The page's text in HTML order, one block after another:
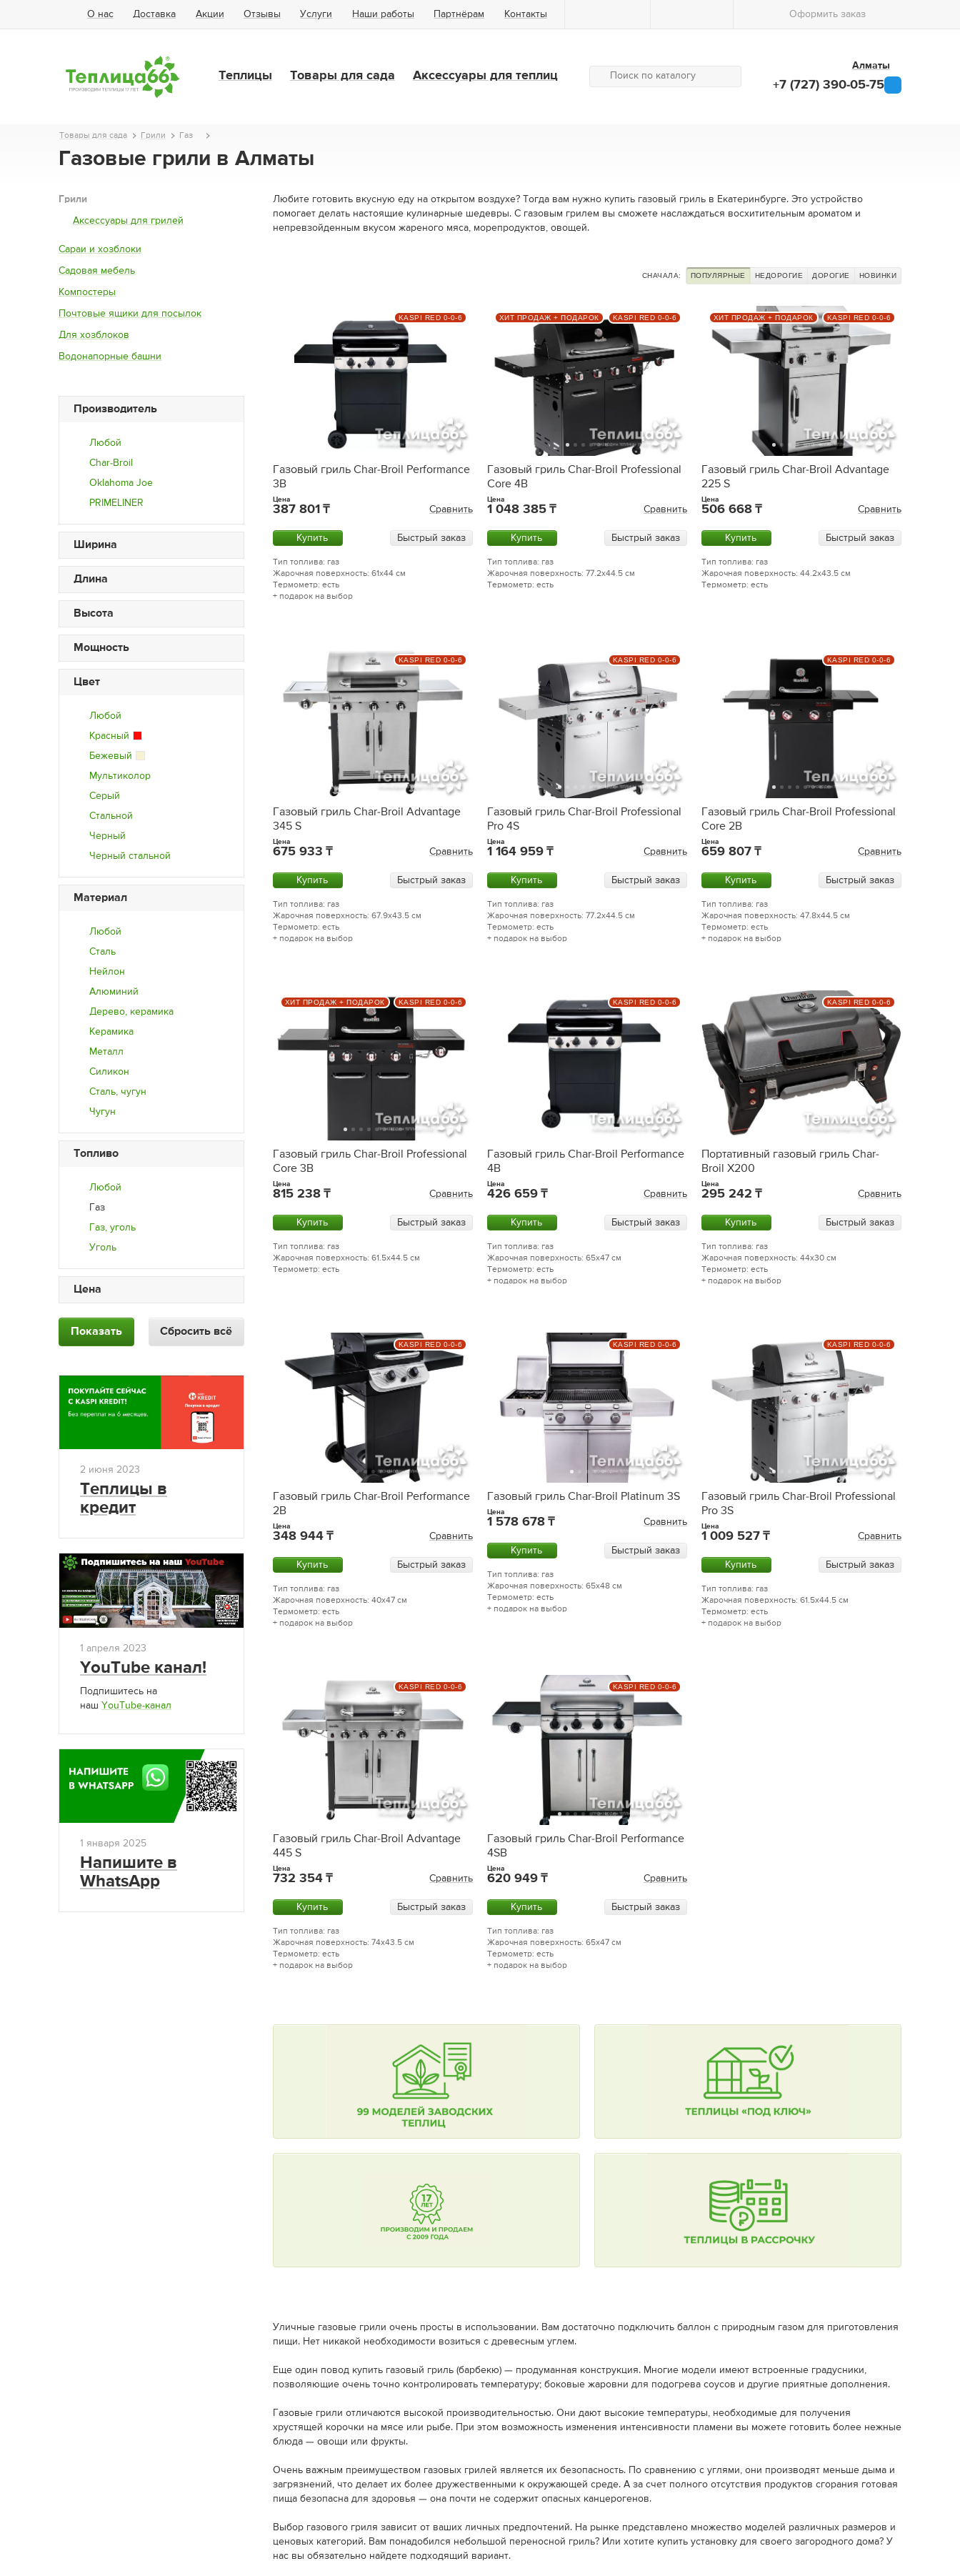
О нас Доставка Акции Отзывы Услуги Наши работы Партнёрам Контакты Оформить заказ
Теплицы Товары для сада Аксессуары для теплиц
Алматы
+7 (727) 390-05-75
Товары для сада Грили Газ
Газовые грили в Алматы
Грили
Аксессуары для грилей
Сараи и хозблоки
Садовая мебель
Компостеры
Почтовые ящики для посылок
Для хозблоков
Водонапорные башни
Производитель
Любой
Char-Broil
Oklahoma Joe
PRIMELINER
Ширина
Длина
Высота
Мощность
Цвет
Любой
Красный
Бежевый
Мультиколор
Серый
Стальной
Черный
Черный стальной
Материал
Любой
Сталь
Нейлон
Алюминий
Дерево, керамика
Керамика
Металл
Силикон
Сталь, чугун
Чугун
Топливо
Любой
Газ
Газ, уголь
Уголь
Цена
Показать Сбросить всё
2 июня 2023
Теплицы в
кредит
1 апреля 2023
YouTube канал!
Подпишитесь на
наш YouTube-канал
1 января 2025
Напишите в
WhatsApp
Любите готовить вкусную еду на открытом воздухе? Тогда вам нужно купить газовый гриль в Екатеринбурге. Это устройство
помогает делать настоящие кулинарные шедевры. С газовым грилем вы сможете наслаждаться восхитительным ароматом и
непревзойденным вкусом жареного мяса, морепродуктов, овощей.
СНАЧАЛА: ПОПУЛЯРНЫЕ НЕДОРОГИЕ ДОРОГИЕ НОВИНКИ
Газовый гриль Char-Broil Performance
3B
Цена
387 801 Сравнить
Купить Быстрый заказ
Тип топлива: газ
Жарочная поверхность: 61x44 см
Термометр: есть
+ подарок на выбор
KASPI RED 0-0-6
Газовый гриль Char-Broil Professional
Core 4B
Цена
1 048 385 Сравнить
Купить Быстрый заказ
Тип топлива: газ
Жарочная поверхность: 77.2x44.5 см
Термометр: есть
ХИТ ПРОДАЖ + ПОДАРОК KASPI RED 0-0-6
Газовый гриль Char-Broil Advantage
225 S
Цена
506 668 Сравнить
Купить Быстрый заказ
Тип топлива: газ
Жарочная поверхность: 44.2x43.5 см
Термометр: есть
ХИТ ПРОДАЖ + ПОДАРОК KASPI RED 0-0-6
Газовый гриль Char-Broil Advantage
345 S
Цена
675 933 Сравнить
Купить Быстрый заказ
Тип топлива: газ
Жарочная поверхность: 67.9x43.5 см
Термометр: есть
+ подарок на выбор
KASPI RED 0-0-6
Газовый гриль Char-Broil Professional
Pro 4S
Цена
1 164 959 Сравнить
Купить Быстрый заказ
Тип топлива: газ
Жарочная поверхность: 77.2x44.5 см
Термометр: есть
+ подарок на выбор
KASPI RED 0-0-6
Газовый гриль Char-Broil Professional
Core 2B
Цена
659 807 Сравнить
Купить Быстрый заказ
Тип топлива: газ
Жарочная поверхность: 47.8x44.5 см
Термометр: есть
+ подарок на выбор
KASPI RED 0-0-6
Газовый гриль Char-Broil Professional
Core 3B
Цена
815 238 Сравнить
Купить Быстрый заказ
Тип топлива: газ
Жарочная поверхность: 61.5x44.5 см
Термометр: есть
ХИТ ПРОДАЖ + ПОДАРОК KASPI RED 0-0-6
Газовый гриль Char-Broil Performance
4B
Цена
426 659 Сравнить
Купить Быстрый заказ
Тип топлива: газ
Жарочная поверхность: 65x47 см
Термометр: есть
+ подарок на выбор
KASPI RED 0-0-6
Портативный газовый гриль Char-
Broil X200
Цена
295 242 Сравнить
Купить Быстрый заказ
Тип топлива: газ
Жарочная поверхность: 44x30 см
Термометр: есть
+ подарок на выбор
KASPI RED 0-0-6
Газовый гриль Char-Broil Performance
2B
Цена
348 944 Сравнить
Купить Быстрый заказ
Тип топлива: газ
Жарочная поверхность: 40x47 см
Термометр: есть
+ подарок на выбор
KASPI RED 0-0-6
Газовый гриль Char-Broil Platinum 3S
Цена
1 578 678 Сравнить
Купить Быстрый заказ
Тип топлива: газ
Жарочная поверхность: 65x48 см
Термометр: есть
+ подарок на выбор
KASPI RED 0-0-6
Газовый гриль Char-Broil Professional
Pro 3S
Цена
1 009 527 Сравнить
Купить Быстрый заказ
Тип топлива: газ
Жарочная поверхность: 61.5x44.5 см
Термометр: есть
+ подарок на выбор
KASPI RED 0-0-6
Газовый гриль Char-Broil Advantage
445 S
Цена
732 354 Сравнить
Купить Быстрый заказ
Тип топлива: газ
Жарочная поверхность: 74x43.5 см
Термометр: есть
+ подарок на выбор
KASPI RED 0-0-6
Газовый гриль Char-Broil Performance
4SB
Цена
620 949 Сравнить
Купить Быстрый заказ
Тип топлива: газ
Жарочная поверхность: 65x47 см
Термометр: есть
+ подарок на выбор
KASPI RED 0-0-6
Уличные газовые грили очень просты в использовании. Вам достаточно подключить баллон c природным газом для приготовления
пищи. Нет никакой необходимости возиться с древесным углем.
Еще один повод купить газовый гриль (барбекю) — продуманная конструкция. Многие модели имеют встроенные градусники,
позволяющие очень точно контролировать температуру; боковые жаровни для подогрева соусов и другие приятные дополнения.
Газовые грили отличаются высокой производительностью. Они дают высокие температуры, необходимые для получения
хрустящей корочки на мясе или рыбе. При этом возможность изменения интенсивности пламени вы можете готовить более нежные
блюда — овощи или фрукты.
Очень важным преимуществом газовых грилей является их безопасность. По сравнению с углями, они производят меньше дыма и
загрязнений, что делает их более дружественными к окружающей среде. А за счет полного отсутствия продуктов сгорания готовая
пища безопасна для здоровья — она почти не содержит опасных канцерогенов.
Выбор газового гриля зависит от ваших личных предпочтений. На рынке представлено множество моделей различных размеров и
ценовых категорий. Вам понадобился небольшой переносной гриль? Или хотите купить установку для своего загородного дома? У
нас вы обязательно найдете подходящий вариант.